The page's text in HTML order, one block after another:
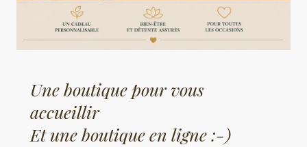
Une boutique pour vous
accueillir
Et une boutique en ligne :-)